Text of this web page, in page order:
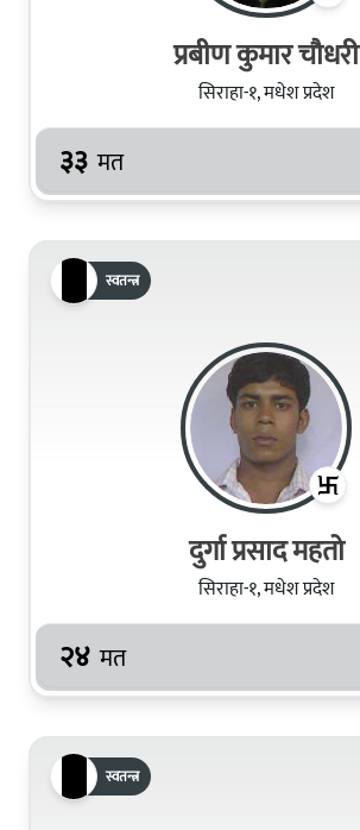
प्रबीण कुमार चौधरी
सिराहा-१, मधेश प्रदेश
३३ मत
स्वतन्त्र
दुर्गा प्रसाद महतो
सिराहा-१, मधेश प्रदेश
२४ मत
स्वतन्त्र